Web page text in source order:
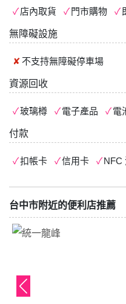
店內取貨 門市購物
無障礙設施
不支持無障礙停車場
資源回收
玻璃樽 電子產品 電
付款
扣帳卡 信用卡 NFC
台中市附近的便利店推薦